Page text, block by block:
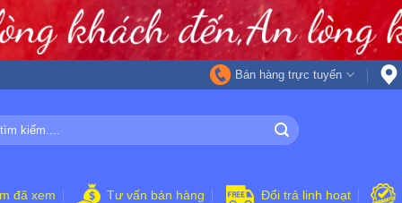
Bán hàng trực tuyến
đã xem Tư vấn bán hàng Đổi trả linh hoạt